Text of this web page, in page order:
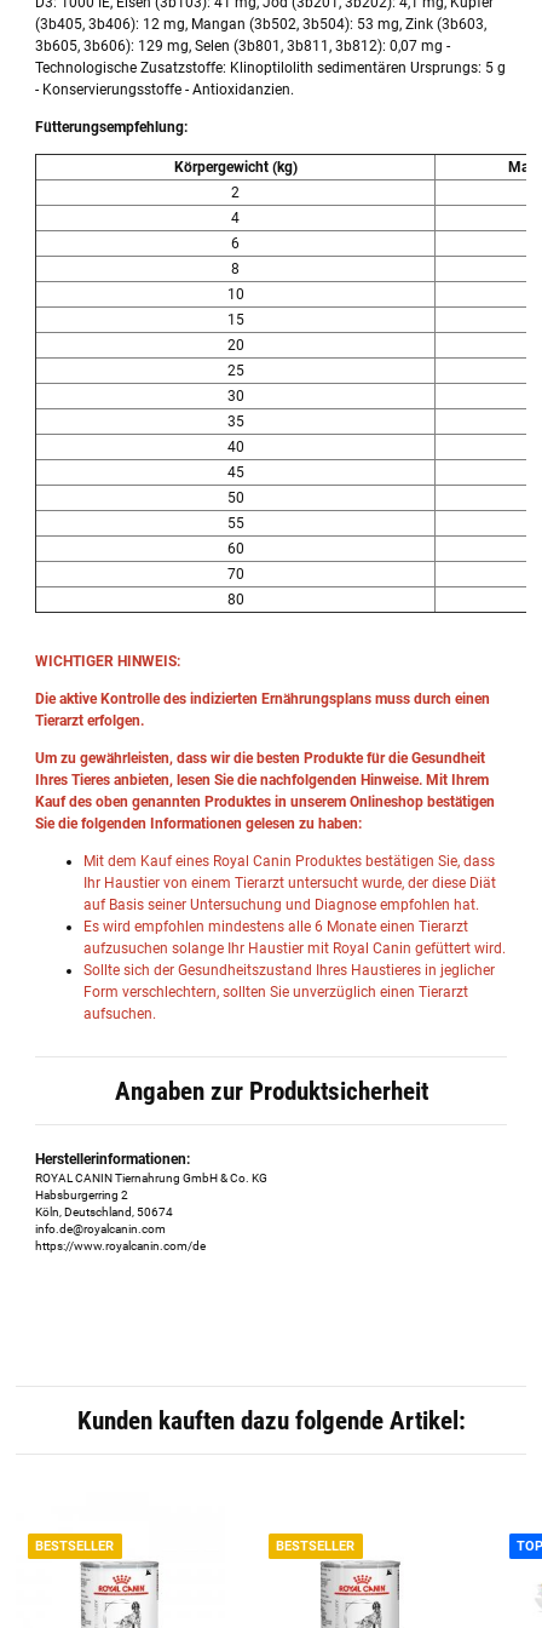
(3b405, 3b406): 12 mg, Mangan (3b502, 3b504): 53 mg, Zink (3b603,
3b605, 3b606): 129 mg, Selen (3b801, 3b811, 3b812): 0,07 mg -
Technologische Zusatzstoffe: Klinoptilolith sedimentären Ursprungs: 5 g
- Konservierungsstoffe - Antioxidanzien.
Fütterungsempfehlung:
Körpergewicht (kg)
2
4
6
8
10
15
20
25
30
35
40
45
50
55
60
70
80
WICHTIGER HINWEIS:
Die aktive Kontrolle des indizierten Ernährungsplans muss durch einen
Tierarzt erfolgen.
Um zu gewährleisten, dass wir die besten Produkte für die Gesundheit
Ihres Tieres anbieten, lesen Sie die nachfolgenden Hinweise. Mit Ihrem
Kauf des oben genannten Produktes in unserem Onlineshop bestätigen
Sie die folgenden Informationen gelesen zu haben:
Mit dem Kauf eines Royal Canin Produktes bestätigen Sie, dass
Ihr Haustier von einem Tierarzt untersucht wurde, der diese Diät
auf Basis seiner Untersuchung und Diagnose empfohlen hat.
Es wird empfohlen mindestens alle 6 Monate einen Tierarzt
aufzusuchen solange Ihr Haustier mit Royal Canin gefüttert wird.
Sollte sich der Gesundheitszustand Ihres Haustieres in jeglicher
Form verschlechtern, sollten Sie unverzüglich einen Tierarzt
aufsuchen.
Angaben zur Produktsicherheit
Herstellerinformationen:
ROYAL CANIN Tiernahrung GmbH & Co. KG
Habsburgerring 2
Köln, Deutschland, 50674
info.de@royalcanin.com
https://www.royalcanin.com/de
Kunden kauften dazu folgende Artikel:
BESTSELLER BESTSELLER